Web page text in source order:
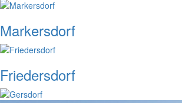
Markersdorf
Friedersdorf